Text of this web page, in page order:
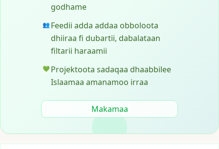
godhame
👥 Feedii adda addaa obboloota
dhiiraa fi dubartii, dabalataan
filtarii haraamii
💚 Projektoota sadaqaa dhaabbilee
Islaamaa amanamoo irraa
Makamaa